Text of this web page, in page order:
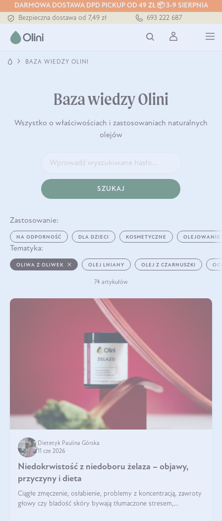
DARMOWA DOSTAWA DPD PICKUP OD 49 ZŁ 📦 3-9 SIERPNIA
Bezpieczna dostawa od 7,49 zł
Darmowa dostawa od 199 zł
693 222 687
BAZA WIEDZY OLINI
Baza wiedzy Olini
Wszystko o właściwościach i zastosowaniach naturalnych
olejów
SZUKAJ
Zastosowanie:
NA ODPORNOŚĆ DLA DZIECI KOSMETYCZNE OLEJOWANIE
Tematyka:
OLIWA Z OLIWEK OLEJ LNIANY OLEJ Z CZARNUSZKI
74 artykułów
Dietetyk Paulina Górska
11 cze 2026
Niedokrwistość z niedoboru żelaza – objawy,
przyczyny i dieta
Ciągłe zmęczenie, osłabienie, problemy z koncentracją, zawroty
głowy czy bladość skóry bywają tłumaczone stresem,